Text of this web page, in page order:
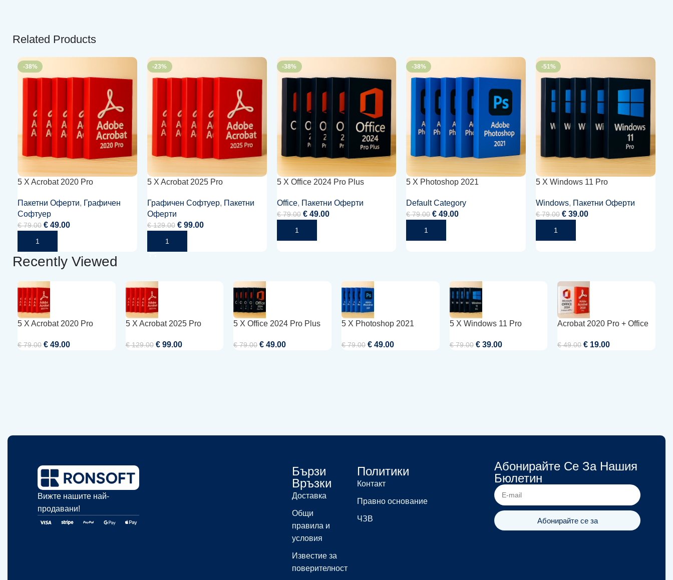
Related Products
-38%
5 X Acrobat 2020 Pro
Пакетни Оферти, Графичен
Софтуер
€79.00 € 49.00
Добавяне В Количката
-23%
5 X Acrobat 2025 Pro
Графичен Софтуер, Пакетни
Оферти
€129.00 €99.00
Добавяне В Количката
-38%
5 X Office 2024 Pro Plus
Office, Пакетни Оферти
€79.00 €49.00
Добавяне В Количката
-38%
5 X Photoshop 2021
Default Category
€79.00 € 49.00
Добавяне В Количката
-51%
5 X Windows 11 Pro
Windows, Пакетни Оферти
€79.00 € 39.00
Добавяне В Количката
Recently Viewed
5 X Acrobat 2020 Pro
€79.00 € 49.00
5 X Acrobat 2025 Pro
€129.00 €99.00
5 X Office 2024 Pro Plus
€79.00 € 49.00
5 X Photoshop 2021
€79.00 €49.00
5 X Windows 11 Pro
€79.00 €39.00
Acrobat 2020 Pro + Office
€49.00 € 19.00
Вижте нашите най-
продавани!​
Бързи
Връзки
Доставка
Общи
правила и
условия
Известие за
поверителност
Политики
Контакт
Правно основание
ЧЗВ
Абонирайте Се За Нашия
Бюлетин
Абонирайте се за